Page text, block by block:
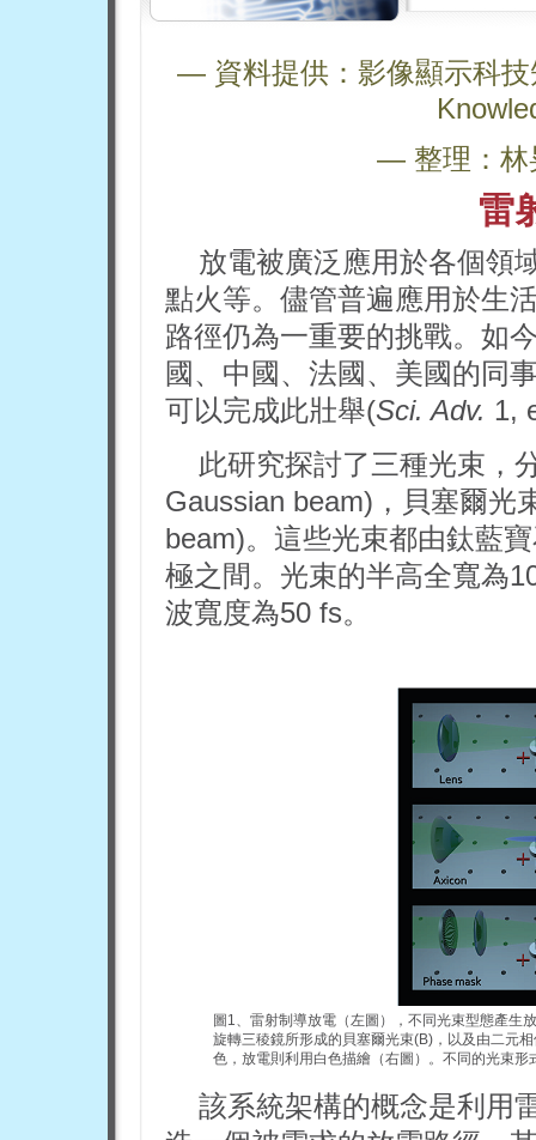
— 資料提供：影像顯示科技
— 整理：林
雷
放電被廣泛應用於各個領
點火等。儘管普遍應用於生
路徑仍為一重要的挑戰。如
國、中國、法國、美國的同
可以完成此壯舉(Sci. Adv. 1,
此研究探討了三種光束，
Gaussian beam)，貝塞爾光
beam)。這些光束都由鈦藍
極之間。光束的半高全寬為
波寬度為50 fs。
圖1、雷射制導放電（左圖），不同光束型態產生
旋轉三稜鏡所形成的貝塞爾光束(B)，以及由二元
色，放電則利用白色描繪（右圖）。不同的光束形
該系統架構的概念是利用